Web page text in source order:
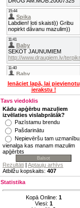
Ienāciet lapā, lai pievienotu
ierakstu !
Tavs viedoklis
Kādu apģērbu mazuļiem
izvēlaties vislabprātāk?
Pazīstamu brendu
Pašdarinātu
Nepievēršu tam uzmanību,
vienalga kas manam mazulim
apģērbts
Rezultāti | Aptauju arhīvs
Atbilžu kopskaits: 407
Statistika
Kopā Online: 1
Viesi: 1